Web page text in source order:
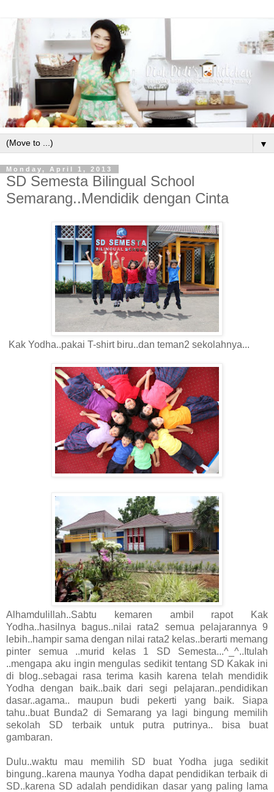
▼
Monday, April 1, 2013
SD Semesta Bilingual School
Semarang..Mendidik dengan Cinta
Kak Yodha..pakai T-shirt biru..dan teman2 sekolahnya...
Alhamdulillah..Sabtu kemaren ambil rapot Kak
Yodha..hasilnya bagus..nilai rata2 semua pelajarannya 9
lebih..hampir sama dengan nilai rata2 kelas..berarti memang
pinter semua ..murid kelas 1 SD Semesta...^_^..Itulah
..mengapa aku ingin mengulas sedikit tentang SD Kakak ini
di blog..sebagai rasa terima kasih karena telah mendidik
Yodha dengan baik..baik dari segi pelajaran..pendidikan
dasar..agama.. maupun budi pekerti yang baik. Siapa
tahu..buat Bunda2 di Semarang ya lagi bingung memilih
sekolah SD terbaik untuk putra putrinya.. bisa buat
gambaran.
Dulu..waktu mau memilih SD buat Yodha juga sedikit
bingung..karena maunya Yodha dapat pendidikan terbaik di
SD..karena SD adalah pendidikan dasar yang paling lama